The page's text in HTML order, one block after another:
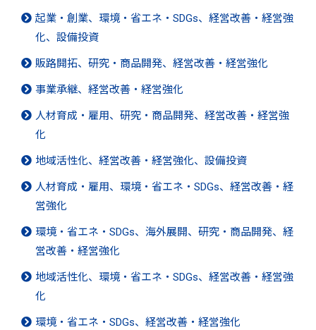
起業・創業、環境・省エネ・SDGs、経営改善・経営強
化、設備投資
販路開拓、研究・商品開発、経営改善・経営強化
事業承継、経営改善・経営強化
人材育成・雇用、研究・商品開発、経営改善・経営強
化
地域活性化、経営改善・経営強化、設備投資
人材育成・雇用、環境・省エネ・SDGs、経営改善・経
営強化
環境・省エネ・SDGs、海外展開、研究・商品開発、経
営改善・経営強化
地域活性化、環境・省エネ・SDGs、経営改善・経営強
化
環境・省エネ・SDGs、経営改善・経営強化